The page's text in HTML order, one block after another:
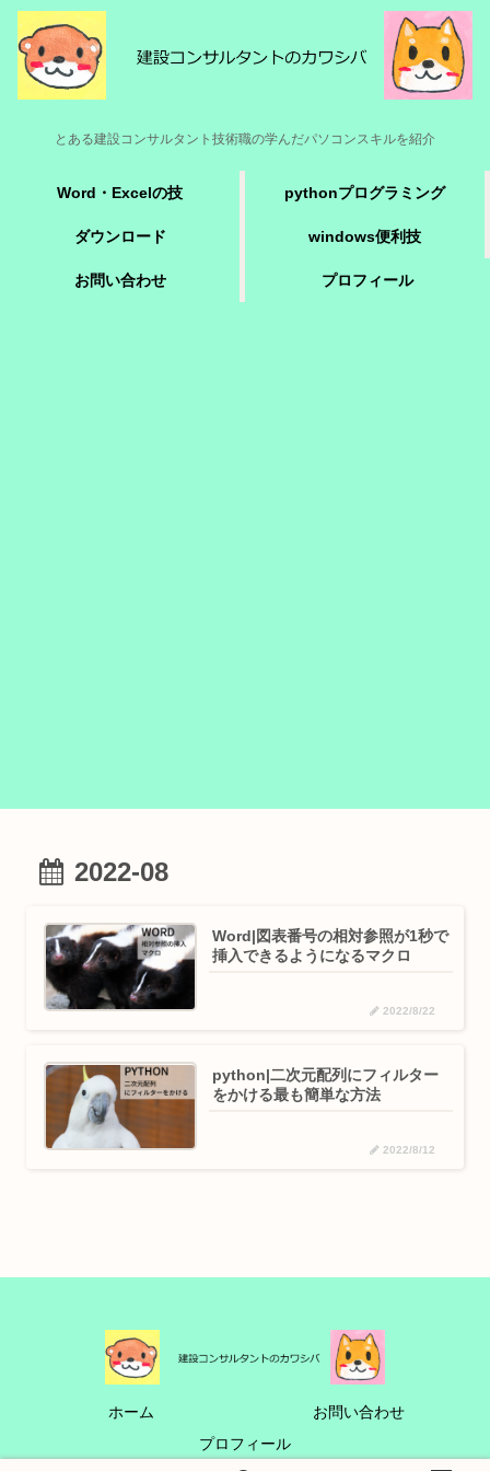
とある建設コンサルタント技術職の学んだパソコンスキルを紹介
Word・Excelの技 pythonプログラミング
ダウンロード windows便利技
お問い合わせ プロフィール
2022-08
Word|図表番号の相対参照が1秒で
挿入できるようになるマクロ
2022/8/22
python|二次元配列にフィルター
をかける最も簡単な方法
2022/8/12
ホーム
お問い合わせ
プロフィール